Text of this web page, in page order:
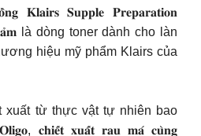
𝐒𝐮𝐩𝐩𝐥𝐞 𝐏𝐫𝐞𝐩𝐚𝐫𝐚𝐭𝐢𝐨𝐧
là dòng toner dành cho làn
hiệu mỹ phẩm Klairs của
xuất từ thực vật tự nhiên bao
𝐜𝐡𝐢𝐞̂́𝐭 𝐱𝐮𝐚̂́𝐭 𝐫𝐚𝐮 𝐦𝐚́ 𝐜𝐮̀𝐧𝐠